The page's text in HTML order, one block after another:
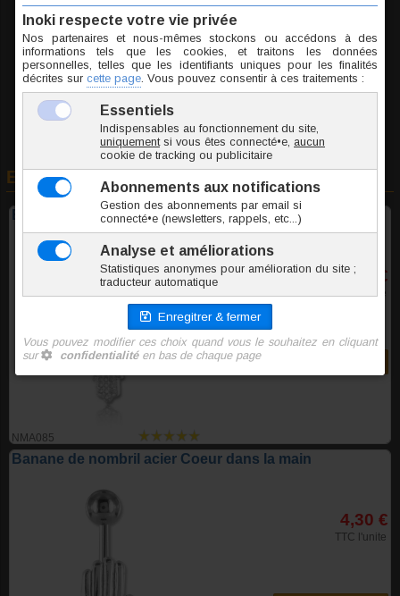
6.2 g
9.40 € TTC l'unité
Ajouter au panier
En rapport avec cet article
Banane de nombril acier main de Fatma
NMA085
6,00 €
TTC l'unite
Banane de nombril acier Coeur dans la main
4,30 €
TTC l'unite